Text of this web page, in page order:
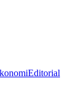
Editorial